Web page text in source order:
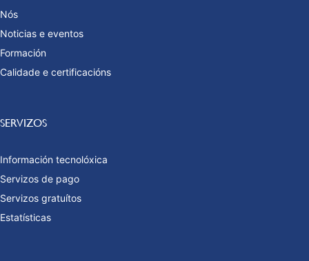
Nós
Noticias e eventos
Formación
Calidade e certificacións
SERVIZOS
Información tecnolóxica
Servizos de pago
Servizos gratuítos
Estatísticas